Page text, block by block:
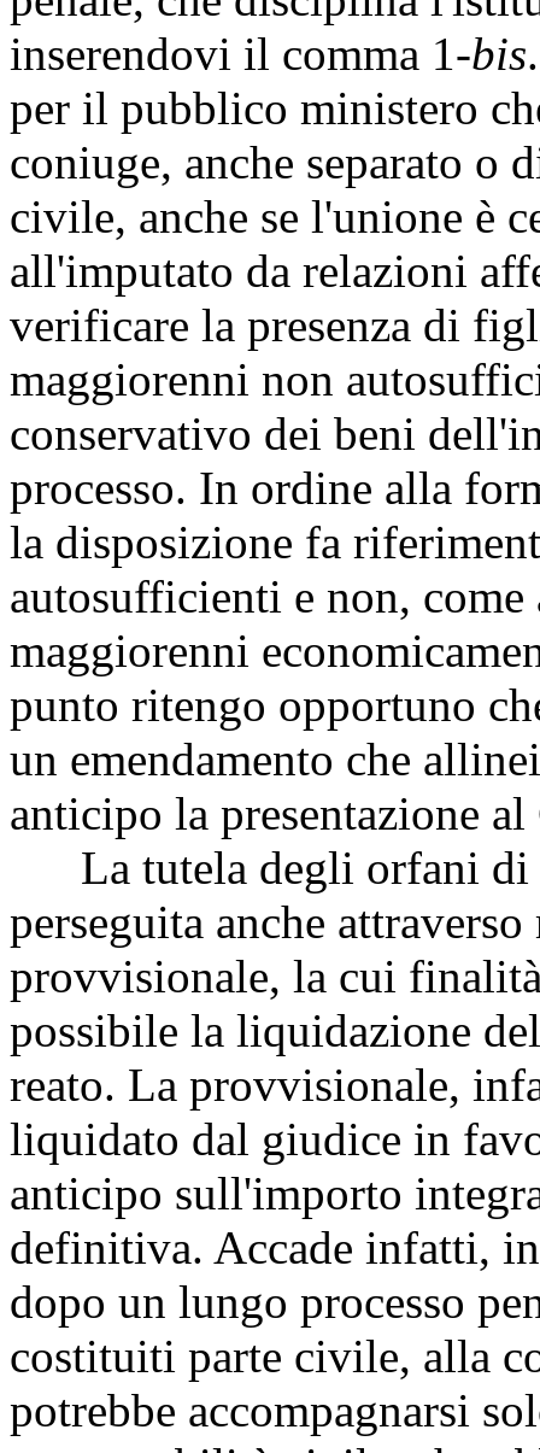
inserendovi il comma 1-bis
per il pubblico ministero
coniuge, anche separato o
civile, anche se l'unione è
all'imputato da relazioni
verificare la presenza di
maggiorenni non
conservativo dei beni
processo. In ordine alla
la disposizione fa
autosufficienti e non,
maggiorenni
punto ritengo opportuno
un emendamento che
anticipo la presentazione
La tutela degli orfani di
perseguita anche
provvisionale, la cui
possibile la liquidazione
reato. La provvisionale,
liquidato dal giudice in
anticipo sull'importo
definitiva. Accade infatti,
dopo un lungo processo
costituiti parte civile, alla
potrebbe accompagnarsi